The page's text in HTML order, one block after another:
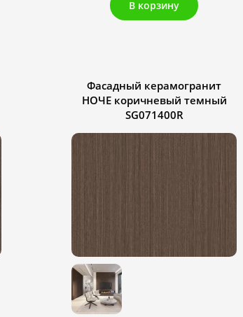
В корзину
Фасадный керамогранит
НОЧЕ коричневый темный
SG071400R